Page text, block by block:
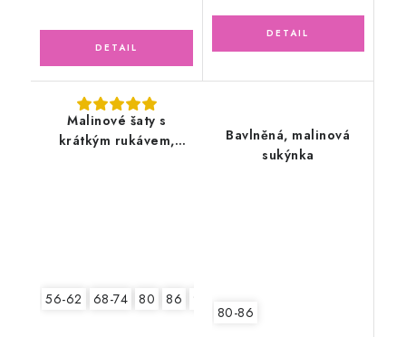
Malinové šaty s
krátkým rukávem,
56-62 68-74 80 86
Bavlněná, malinová
sukýnka
80-86